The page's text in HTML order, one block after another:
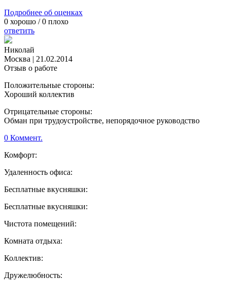
Подробнее об оценках
0 хорошо /0 плохо
ответить
Николай
Москва | 21.02.2014
Отзыв о работе
Положительные стороны:
Хороший коллектив
Отрицательные стороны:
Обман при трудоустройстве, непорядочное руководство
0 Коммент.
Комфорт:
Удаленность офиса:
Бесплатные вкусняшки:
Бесплатные вкусняшки:
Чистота помещений:
Комната отдыха:
Коллектив:
Дружелюбность: